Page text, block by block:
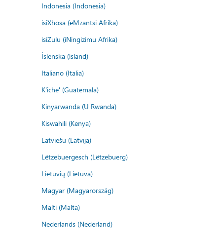
Indonesia (Indonesia)
isiXhosa (eMzantsi Afrika)
isiZulu (iNingizimu Afrika)
Íslenska (ísland)
Italiano (Italia)
K'iche' (Guatemala)
Kinyarwanda (U Rwanda)
Kiswahili (Kenya)
Latviešu (Latvija)
Lëtzebuergesch (Lëtzebuerg)
Lietuvių (Lietuva)
Magyar (Magyarország)
Malti (Malta)
Nederlands (Nederland)